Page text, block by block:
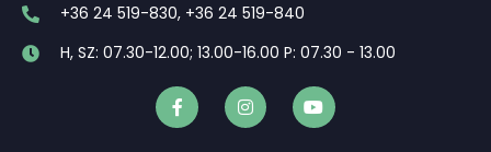
+36 24 519-830, +36 24 519-840
H, SZ: 07.30-12.00; 13.00-16.00 P: 07.30 - 13.00